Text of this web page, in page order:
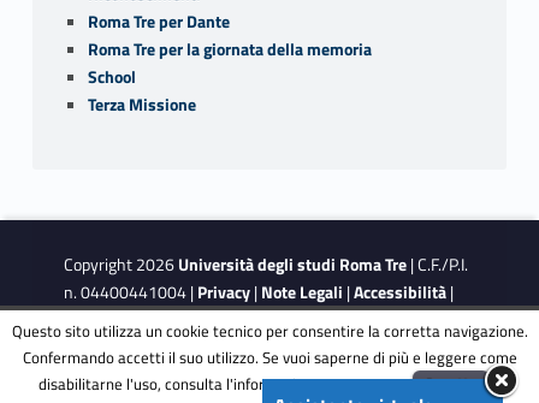
Roma Tre per Dante
Roma Tre per la giornata della memoria
School
Terza Missione
Copyright 2026Università degli studi Roma Tre| C.F./P.I.
n. 04400441004 |Privacy|Note Legali |Accessibilità|
Obiettivi di accessibilità|Dichiarazione di accessibilità
This site is protected by reCAPTCHA and the GooglePrivacy
Questo sito utilizza un cookie tecnico per consentire la corretta navigazione.
Confermando accetti il suo utilizzo. Se vuoi saperne di più e leggere come
disabilitarne l'uso, consulta l'informativa estesa.ENG
Accetta